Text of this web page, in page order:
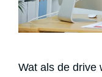
Wat als de drive